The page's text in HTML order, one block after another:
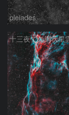
pleiades